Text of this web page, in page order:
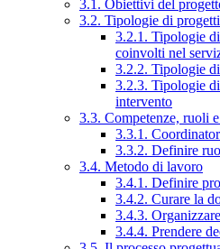
3.1. Obiettivi del
3.2. Tipologie di progetti
3.2.1. Tipologie
coinvolti nel
3.2.2. Tipologie
3.2.3. Tipologie
intervento
3.3. Competenze, ruoli
3.3.1.
3.3.2. Definire
3.4. Metodo di lavoro
3.4.1. Definire
3.4.2. Curare la
3.4.3.
3.4.4. Prendere